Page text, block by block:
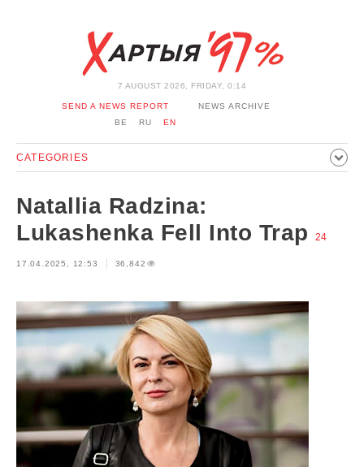
7 AUGUST 2026, FRIDAY, 0:14
SEND A NEWS REPORT
NEWS ARCHIVE
BE
RU EN
CATEGORIES
CULTURE HISTORY OPINION
TECHNOLOGY HEALTH CARS LEISURE
BLOCKAGE BYPASS AND SOLIDARITY
Natallia Radzina:
Lukashenka Fell Into Trap
24
17.04.2025, 12:53 36,842